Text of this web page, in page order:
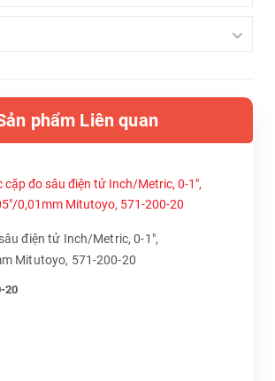
phẩm Liên quan
điện tử Inch/Metric, 0-1",
Mitutoyo, 571-200-20
20